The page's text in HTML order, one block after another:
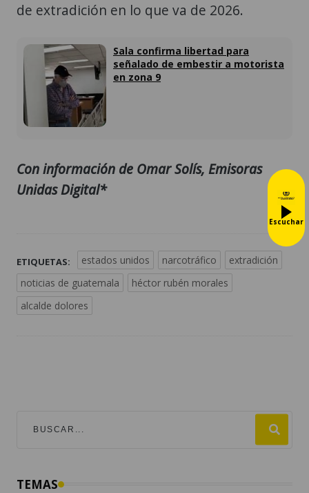
de extradición en lo que va de 2026.
Sala confirma libertad para
señalado de embestir a motorista
en zona 9
Con información de Omar Solís, Emisoras
Unidas Digital*
ETIQUETAS: estados unidos narcotráfico
extradición
noticias de guatemala
héctor rubén morales
alcalde dolores
TEMAS
Escuchar